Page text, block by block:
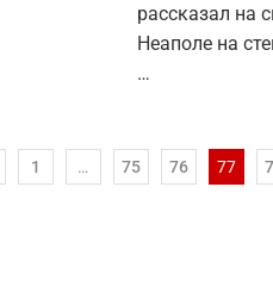
рассказал на
Неаполе на
…
1 … 75 76 77